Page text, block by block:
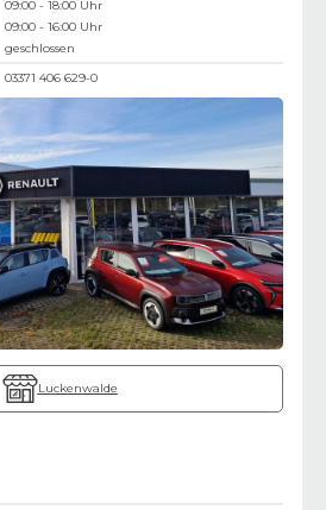
09:00 - 18:00 Uhr
09:00 - 16:00 Uhr
geschlossen
03371 406 629-0
Luckenwalde